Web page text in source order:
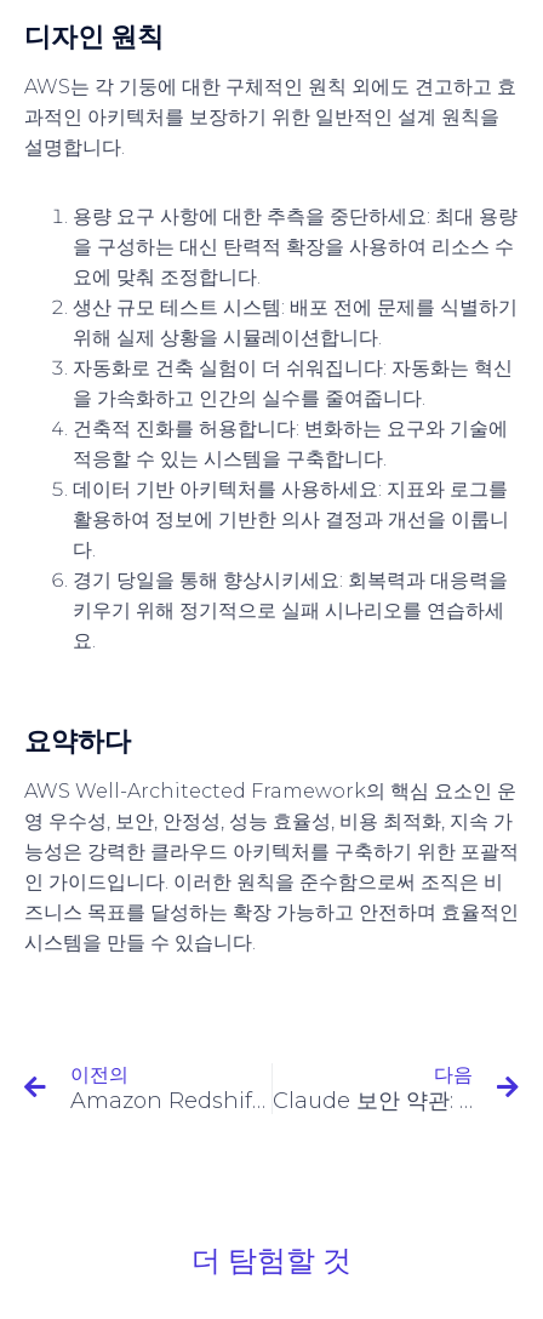
디자인 원칙
AWS는 각 기둥에 대한 구체적인 원칙 외에도 견고하고 효
과적인 아키텍처를 보장하기 위한 일반적인 설계 원칙을
설명합니다.
용량 요구 사항에 대한 추측을 중단하세요: 최대 용량
을 구성하는 대신 탄력적 확장을 사용하여 리소스 수
요에 맞춰 조정합니다.
생산 규모 테스트 시스템: 배포 전에 문제를 식별하기
위해 실제 상황을 시뮬레이션합니다.
자동화로 건축 실험이 더 쉬워집니다: 자동화는 혁신
을 가속화하고 인간의 실수를 줄여줍니다.
건축적 진화를 허용합니다: 변화하는 요구와 기술에
적응할 수 있는 시스템을 구축합니다.
데이터 기반 아키텍처를 사용하세요: 지표와 로그를
활용하여 정보에 기반한 의사 결정과 개선을 이룹니
다.
경기 당일을 통해 향상시키세요: 회복력과 대응력을
키우기 위해 정기적으로 실패 시나리오를 연습하세
요.
요약하다
AWS Well-Architected Framework의 핵심 요소인 운
영 우수성, 보안, 안정성, 성능 효율성, 비용 최적화, 지속 가
능성은 강력한 클라우드 아키텍처를 구축하기 위한 포괄적
인 가이드입니다. 이러한 원칙을 준수함으로써 조직은 비
즈니스 목표를 달성하는 확장 가능하고 안전하며 효율적인
시스템을 만들 수 있습니다.
이전의
Amazon Redshift 심층 분석: 현대적 데이터 웨어하우징을 위한 강력한 도구
다음
Claude 보안 약관: 사용자 정보 보호
더 탐험할 것